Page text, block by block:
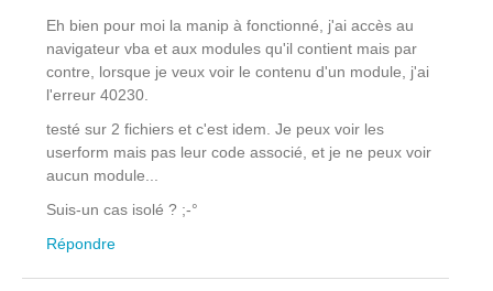
Eh bien pour moi la manip à fonctionné, j'ai accès au
navigateur vba et aux modules qu'il contient mais par
contre, lorsque je veux voir le contenu d'un module, j'ai
l'erreur 40230.
testé sur 2 fichiers et c'est idem. Je peux voir les
userform mais pas leur code associé, et je ne peux voir
aucun module...
Suis-un cas isolé ? ;-°
Répondre